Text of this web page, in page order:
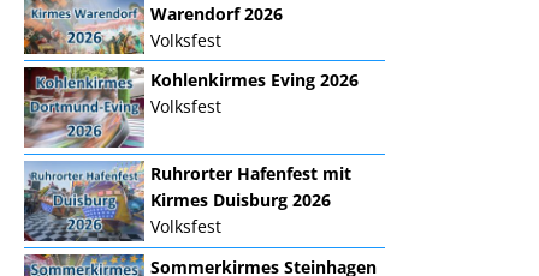
Warendorf 2026
Volksfest
Kohlenkirmes Eving 2026
Volksfest
Ruhrorter Hafenfest mit
Kirmes Duisburg 2026
Volksfest
Sommerkirmes Steinhagen